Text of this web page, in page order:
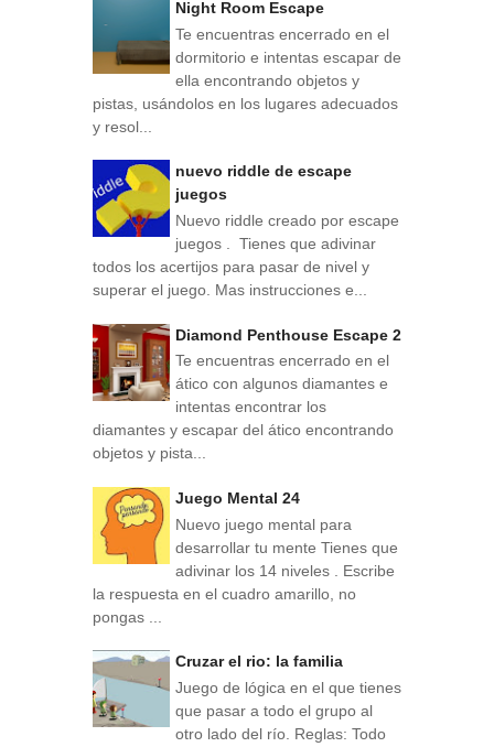
Night Room Escape
Te encuentras encerrado en el
dormitorio e intentas escapar de
ella encontrando objetos y
pistas, usándolos en los lugares adecuados
y resol...
nuevo riddle de escape
juegos
Nuevo riddle creado por escape
juegos . Tienes que adivinar
todos los acertijos para pasar de nivel y
superar el juego. Mas instrucciones e...
Diamond Penthouse Escape 2
Te encuentras encerrado en el
ático con algunos diamantes e
intentas encontrar los
diamantes y escapar del ático encontrando
objetos y pista...
Juego Mental 24
Nuevo juego mental para
desarrollar tu mente Tienes que
adivinar los 14 niveles . Escribe
la respuesta en el cuadro amarillo, no
pongas ...
Cruzar el rio: la familia
Juego de lógica en el que tienes
que pasar a todo el grupo al
otro lado del río. Reglas: Todo